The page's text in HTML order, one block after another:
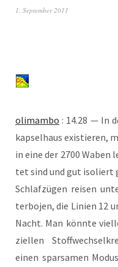
1. September 2011
oli­mam­bo : 14.28 — In
kap­sel­haus exis­tie­ren,
in eine der 2700
tet sind und gut iso­liert
Schlaf­zü­gen rei­sen
ter­bo­jen, die Lini­en 12
Nacht. Man könn­te
zi­el­len
einen spar­sa­men